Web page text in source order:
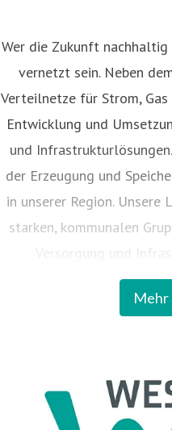
Mehr
Wer die Zukunft
vernetzt sein. Neben
Verteilnetze für Strom,
Entwicklung und
und
der Erzeugung und
in unserer Region. Unsere
starken, kommunalen
Versorgung und
kommunalen Interessen
für die Region. 57
Unter Westfalen
Unternehmen die